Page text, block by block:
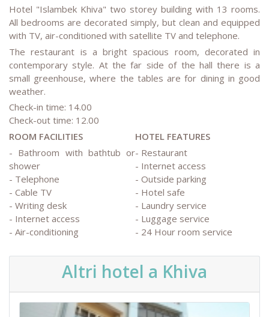
Hotel "Islambek Khiva" two storey building with 13 rooms.
All bedrooms are decorated simply, but clean and equipped
with TV, air-conditioned with satellite TV and telephone.
The restaurant is a bright spacious room, decorated in
contemporary style. At the far side of the hall there is a
small greenhouse, where the tables are for dining in good
weather.
Check-in time: 14.00
Check-out time: 12.00
ROOM FACILITIES
HOTEL FEATURES
- Bathroom with bathtub or
shower
- Telephone
- Cable TV
- Writing desk
- Internet access
- Air-conditioning
- Restaurant
- Internet access
- Outside parking
- Hotel safe
- Laundry service
- Luggage service
- 24 Hour room service
Altri hotel a Khiva